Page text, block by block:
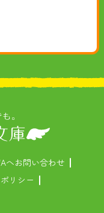
へお問い合わせ
リシー